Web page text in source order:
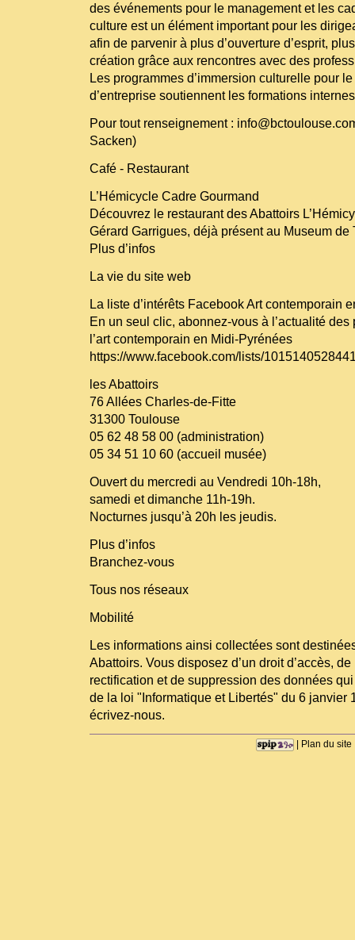
des événements pour le management et les
culture est un élément important pour les
afin de parvenir à plus d’ouverture d’esprit,
création grâce aux rencontres avec des
Les programmes d’immersion culturelle pour
d’entreprise soutiennent les formations
Pour tout renseignement :
Sacken)
Café - Restaurant
L’Hémicycle Cadre Gourmand
Découvrez le restaurant des Abattoirs
Gérard Garrigues, déjà présent au Museum de
Plus d’infos
La vie du site web
La liste d’intérêts Facebook Art contemporain
En un seul clic, abonnez-vous à l’actualité
l’art contemporain en Midi-Pyrénées
https://www.facebook.com/lists/
les Abattoirs
76 Allées Charles-de-Fitte
31300 Toulouse
05 62 48 58 00 (administration)
05 34 51 10 60 (accueil musée)
Ouvert du mercredi au Vendredi 10h-18h,
samedi et dimanche 11h-19h.
Nocturnes jusqu’à 20h les jeudis.
Plus d’infos
Branchez-vous
Tous nos réseaux
Mobilité
Les informations ainsi collectées sont
Abattoirs. Vous disposez d’un droit d’accès,
rectification et de suppression des données
de la loi "Informatique et Libertés" du 6 janvier
écrivez-nous.
| Plan du site